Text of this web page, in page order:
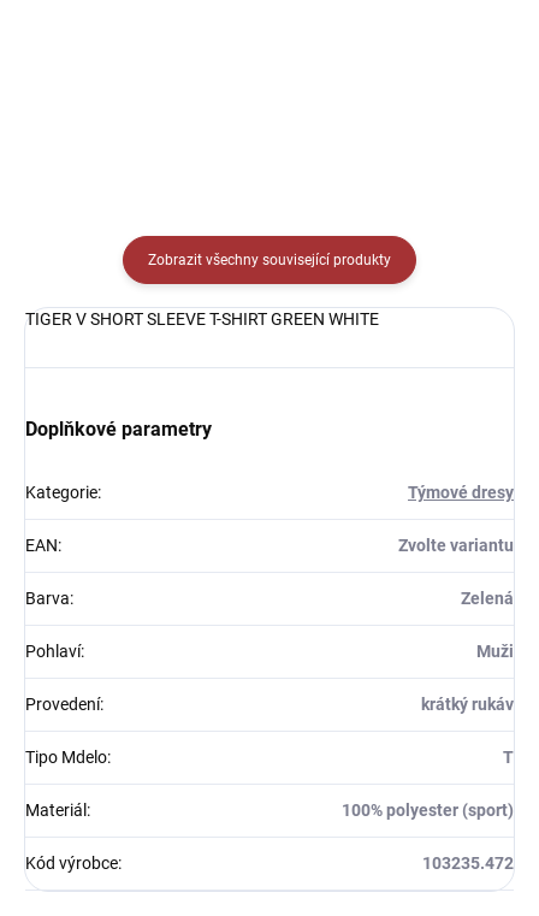
Zobrazit všechny související produkty
TIGER V SHORT SLEEVE T-SHIRT GREEN WHITE
Doplňkové parametry
Kategorie: Týmové dresy
EAN: Zvolte variantu
Barva: Zelená
Pohlaví: Muži
Provedení: krátký rukáv
Tipo Mdelo: T
Materiál : 100% polyester (sport)
Kód výrobce: 103235.472